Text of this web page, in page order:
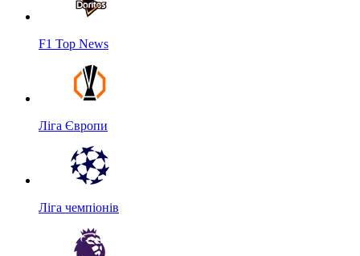
F1 Top News
Ліга Європи
Ліга чемпіонів